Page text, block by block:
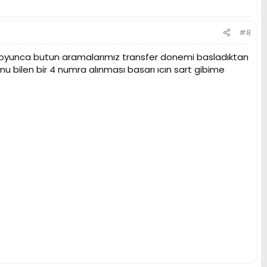
#8
butun aramalarımız transfer donemi basladıktan
bir 4 numra alınması basarı ıcın sart gibime